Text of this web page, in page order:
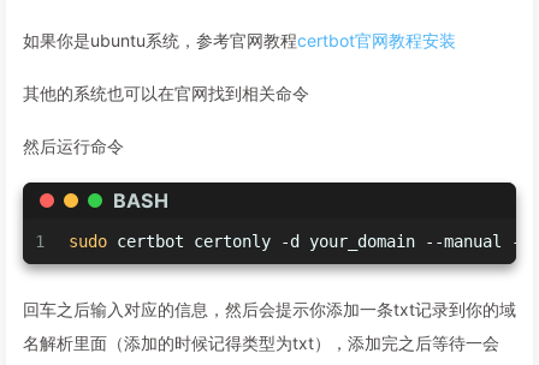
如果你是ubuntu系统，参考官网教程certbot官网教程安装
其他的系统也可以在官网找到相关命令
然后运行命令
BASH
1 sudo certbot certonly -d your_domain --manual --
回车之后输入对应的信息，然后会提示你添加一条txt记录到你的域
名解析里面（添加的时候记得类型为txt），添加完之后等待一会